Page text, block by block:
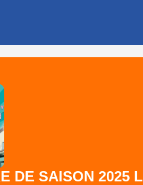
DE SAISON 2025